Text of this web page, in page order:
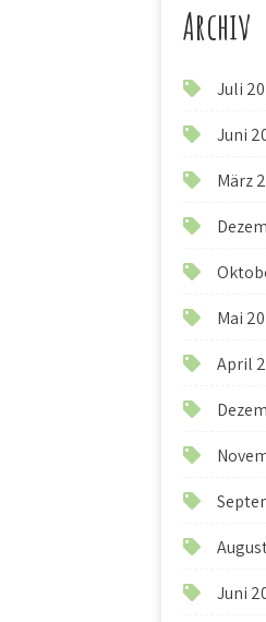
Archiv
Juli
Juni
März
Mai
April
Juni